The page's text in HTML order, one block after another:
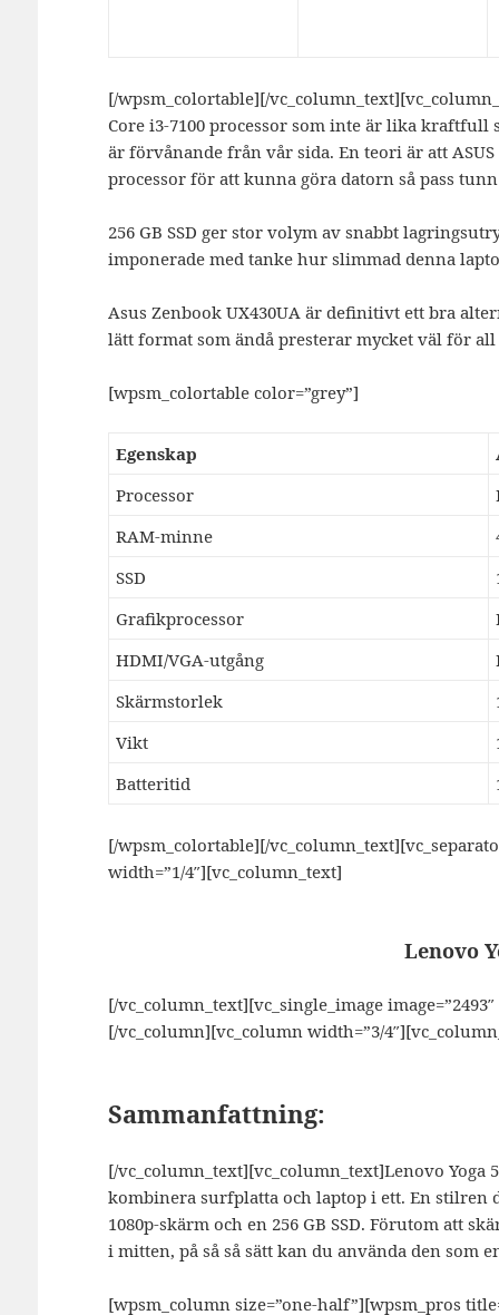
[/wpsm_colortable][/
Core i3-7100 processor som inte är lika
är förvånande från vår sida. En teori är att
processor för att kunna göra datorn så pass
256 GB SSD ger stor volym av snabbt
imponerade med tanke hur slimmad denna
Asus Zenbook UX430UA är definitivt ett bra
lätt format som ändå presterar mycket väl för
[wpsm_colortable color=”grey”]
Egenskap
Processor
RAM-minne
SSD
Grafikprocessor
HDMI/VGA-utgång
Skärmstorlek
Vikt
Batteritid
[/wpsm_colortable][/
width=”1/4″][vc_column_text]
Lenovo
[/vc_column_text][vc_single_image
[/vc_column][vc_column width=”3/
Sammanfattning:
[/vc_column_text][vc_column_text]Lenovo Yoga
kombinera surfplatta och laptop i ett. En stilren
1080p-skärm och en 256 GB SSD. Förutom att
i mitten, på så så sätt kan du använda den som
[wpsm_column size=”one-half”][wpsm_pros